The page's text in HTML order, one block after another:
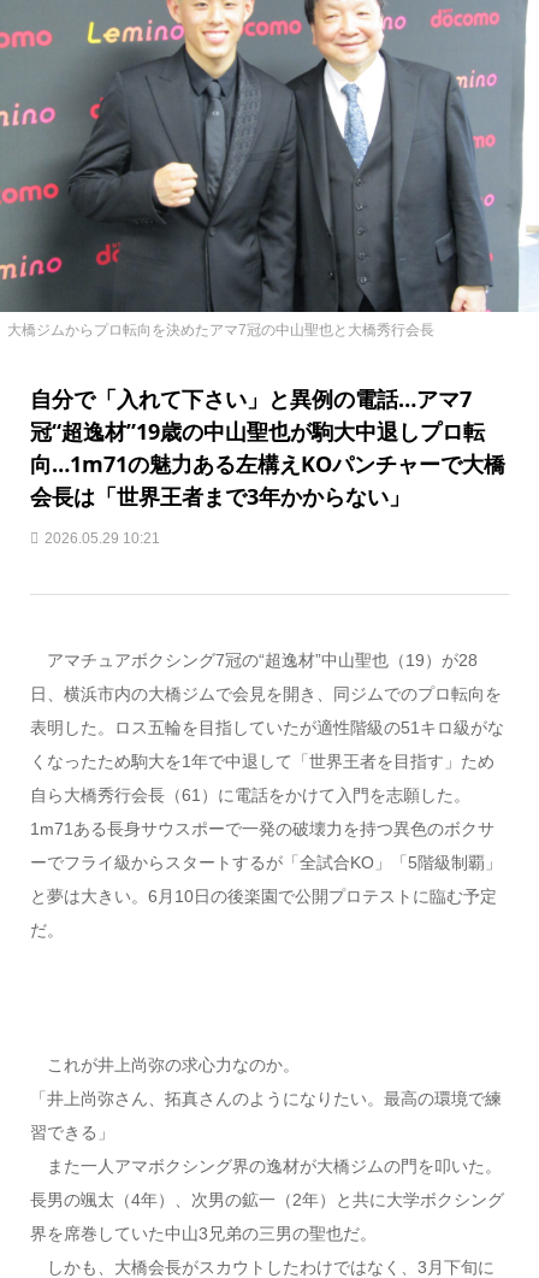
大橋ジムからプロ転向を決めたアマ7冠の中山聖也と大橋秀行会長
自分で「入れて下さい」と異例の電話…アマ7
冠“超逸材”19歳の中山聖也が駒大中退しプロ転
向…1m71の魅力ある左構えKOパンチャーで大橋
会長は「世界王者まで3年かからない」
2026.05.29 10:21
アマチュアボクシング7冠の“超逸材”中山聖也（19）が28
日、横浜市内の大橋ジムで会見を開き、同ジムでのプロ転向を
表明した。ロス五輪を目指していたが適性階級の51キロ級がな
くなったため駒大を1年で中退して「世界王者を目指す」ため
自ら大橋秀行会長（61）に電話をかけて入門を志願した。
1m71ある長身サウスポーで一発の破壊力を持つ異色のボクサ
ーでフライ級からスタートするが「全試合KO」「5階級制覇」
と夢は大きい。6月10日の後楽園で公開プロテストに臨む予定
だ。
これが井上尚弥の求心力なのか。
「井上尚弥さん、拓真さんのようになりたい。最高の環境で練
習できる」
また一人アマボクシング界の逸材が大橋ジムの門を叩いた。
長男の颯太（4年）、次男の鉱一（2年）と共に大学ボクシング
界を席巻していた中山3兄弟の三男の聖也だ。
しかも、大橋会長がスカウトしたわけではなく、3月下旬に